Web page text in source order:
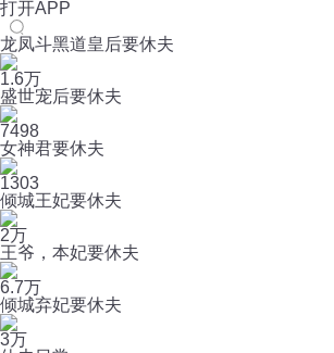
打开APP
龙凤斗黑道皇后要休夫
1.6万
盛世宠后要休夫
7498
女神君要休夫
1303
倾城王妃要休夫
2万
王爷，本妃要休夫
6.7万
倾城弃妃要休夫
3万